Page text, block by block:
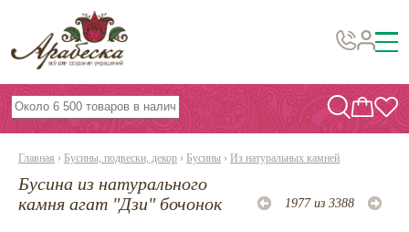
Бусины, подвески, декор
Бисер
Фурнитура
Главная › Бусины, подвески, декор › Бусины › Из натуральных камней
Бусина из натурального
камня агат "Дзи" бочонок
1977 из 3388